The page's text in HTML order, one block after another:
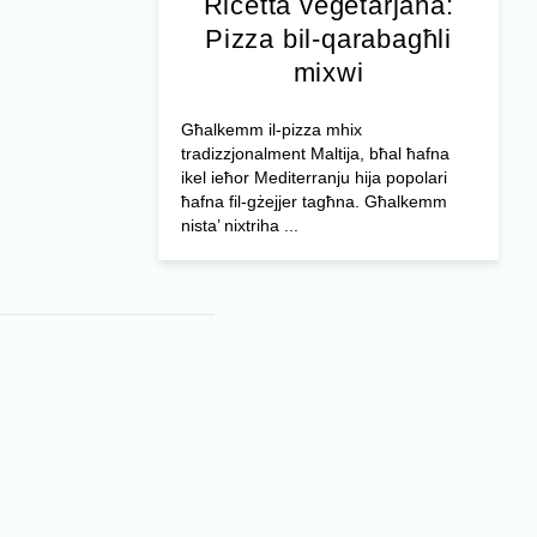
Pizza bil-qarabagħli
mixwi
Għalkemm il-pizza mhix
tradizzjonalment Maltija, bħal ħafna
ikel ieħor Mediterranju hija popolari
ħafna fil-gżejjer tagħna. Għalkemm
nista’ nixtriha ...